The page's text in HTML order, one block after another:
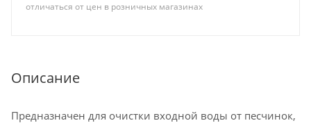
отличаться от цен в розничных магазинах
Описание
Предназначен для очистки входной воды от песчинок,